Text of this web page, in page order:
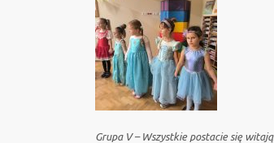
Grupa V – Wszystkie postacie się witają